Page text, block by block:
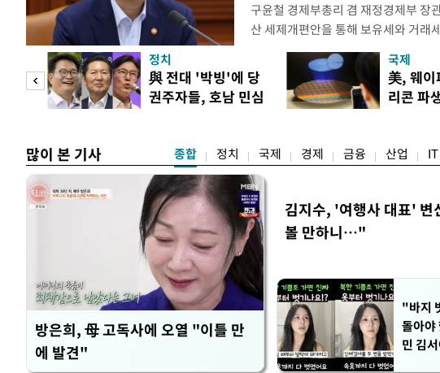
구윤철 경제부총리 겸 재정경제부 장
산 세제개편안을 통해 보유세와 거래
지적에 대해 "사는(실거주) 30억원 이
어들고 나중에 팔 때 양도세도 줄어든
총리는 이날 오전 MBC 라디오 '김종
터뷰에서 "이게(30억원 이하 주택이)
정치
與 전대 '박빙'에 당
권주자들, 호남 민심
국제
美, 웨이
리콘 파
많이 본 기사 종합 정치 국제 경제 금융 산업
방은희, 母 고독사에 오열 "이틀 만
에 발견"
김지수, '여행사 대표' 변
볼 만하니…"
"바지
돌아
민 김